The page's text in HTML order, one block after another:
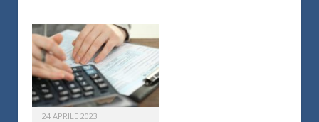
24 APRILE 2023